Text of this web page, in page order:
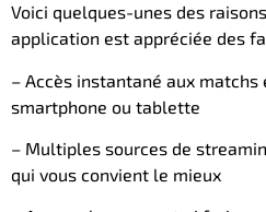
Voici quelques-unes des
application est appréciée des
– Accès instantané aux
smartphone ou tablette
– Multiples sources de
qui vous convient le mieux